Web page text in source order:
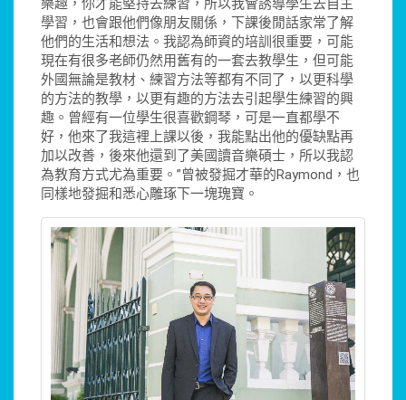
樂趣，你才能堅持去練習，所以我會誘導學生去自主
學習，也會跟他們像朋友關係，下課後閒話家常了解
他們的生活和想法。我認為師資的培訓很重要，可能
現在有很多老師仍然用舊有的一套去教學生，但可能
外國無論是教材、練習方法等都有不同了，以更科學
的方法的教學，以更有趣的方法去引起學生練習的興
趣。曾經有一位學生很喜歡鋼琴，可是一直都學不
好，他來了我這裡上課以後，我能點出他的優缺點再
加以改善，後來他還到了美國讀音樂碩士，所以我認
為教育方式尤為重要。”曾被發掘才華的Raymond，也
同樣地發掘和悉心雕琢下一塊瑰寶。